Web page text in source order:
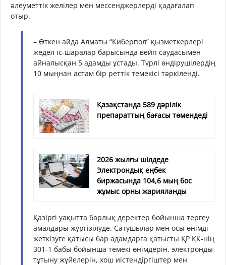
әлеуметтік желілер мен мессенджерлерді қадағалап
отыр.
– Өткен айда Алматы “Киберпол” қызметкерлері
жедел іс-шаралар барысында вейп саудасымен
айналысқан 5 адамды ұстады. Түрлі өндірушілердің
10 мыңнан астам бір реттік темекісі тәркіленді.
Қазақстанда 589 дәрілік
препараттың бағасы төмендеді
2026 жылғы шілдеде
Электрондық еңбек
биржасында 104,6 мың бос
жұмыс орны жарияланды
Қазіргі уақытта барлық деректер бойынша тергеу
амалдары жүргізілуде. Сатушылар мен осы өнімді
жеткізуге қатысы бар адамдарға қатысты ҚР ҚК-нің
301-1 бабы бойынша темекі өнімдерін, электронды
тұтыну жүйелерін, хош иістендіргіштер мен